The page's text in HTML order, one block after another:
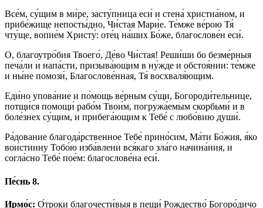
Все́м, су́щим в ми́ре, засту́пница еси́ и стена́ христиа́ном, и
прибе́жище непосты́дно, Чи́стая Мари́е. Те́мже ве́рою Тя́
чту́ще, вопие́м Христу́: оте́ц на́ших Бо́же, благослове́н еси́.
О, благоутро́бия Твоего́, Де́во Чи́стая! Реши́ши бо безме́рныя
печа́ли и напа́сти, призыва́ющим в ну́жде и обстоя́нии: те́мже
и ны́не помози́, Благослове́нная, Тя́ восхваля́ющим.
Еди́но упова́ние и по́мощь ве́рным су́щи, Богороди́тельнице,
потщи́ся помощи́ рабо́м Твои́м, погружа́емым скорбьми́ и в
боле́знех су́щим, и прибега́ющим к Тебе́ с любо́вию души́.
Ра́дование благода́рственное Тебе́ прино́сим, Ма́ти Бо́жия, я́ко
вои́стинну Тобо́ю изба́влени вся́каго зла́го начина́ния, и
согла́сно Тебе́ пое́м: благослове́на еси́.
Пе́снь 8.
Ирмо́с: О́троки благочести́выя в пещи́ Рождество́ Богоро́дичо